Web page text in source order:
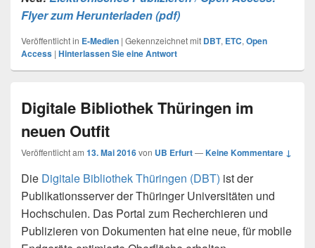
Flyer zum Herunterladen (pdf)
Veröffentlicht in E-Medien | Gekennzeichnet mit DBT, ETC, Open
Access | Hinterlassen Sie eine Antwort
Digitale Bibliothek Thüringen im
neuen Outfit
Veröffentlicht am 13. Mai 2016von UB Erfurt—Keine Kommentare ↓
Die Digitale Bibliothek Thüringen (DBT) ist der
Publikationsserver der Thüringer Universitäten und
Hochschulen. Das Portal zum Recherchieren und
Publizieren von Dokumenten hat eine neue, für mobile